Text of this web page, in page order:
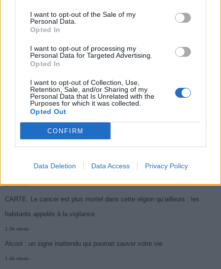
I want to opt-out of the Sale of my
Personal Data.
Opted In
I want to opt-out of processing my
Personal Data for Targeted Advertising.
Opted In
I want to opt-out of Collection, Use,
Retention, Sale, and/or Sharing of my
Personal Data that Is Unrelated with the
Purposes for which it was collected.
Opted Out
CONFIRM
Data Deletion Data Access Privacy Policy
Populaires
Médicament retiré en urgence pour risques graves et données falsifiées
Ce cancer mortel explose chez les personnes nées après 1980 : le
symptôme à repérer
Je suis cardiologue et voici le seul chocolat que je valide : c’est le
meilleur pour le cœur
Cancer du foie : Symptômes silencieux mais vitaux à connaître
1.7k views
CARTE. Le cancer est plus mortel dans cette région qu’ailleurs : les
habitants appelés à la vigilance
1.5k views
Alcool : un signe inattendu qui pourrait sauver votre vie
1.4k views